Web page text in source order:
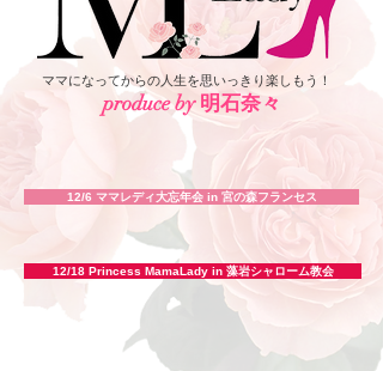
12/18 Princess MamaLady in 藻岩シャローム教会
produce by 明石奈々
12/6 ママレディ大忘年会 in 宮の森フランセス
​ママになってからの人生を思いっきり楽しもう！